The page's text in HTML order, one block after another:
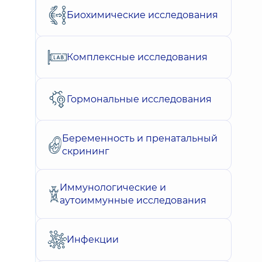
Биохимические исследования
Комплексные исследования
Гормональные исследования
Беременность и пренатальный
скрининг
Иммунологические и
аутоиммунные исследования
Инфекции